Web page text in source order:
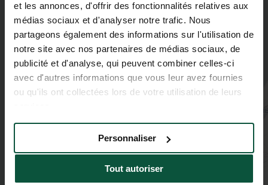
et les annonces, d'offrir des fonctionnalités relatives aux
médias sociaux et d'analyser notre trafic. Nous
partageons également des informations sur l'utilisation de
notre site avec nos partenaires de médias sociaux, de
publicité et d'analyse, qui peuvent combiner celles-ci
avec d'autres informations que vous leur avez fournies
ou qu'ils ont collectées lors de votre utilisation de leurs
Tout autoriser
Personnaliser